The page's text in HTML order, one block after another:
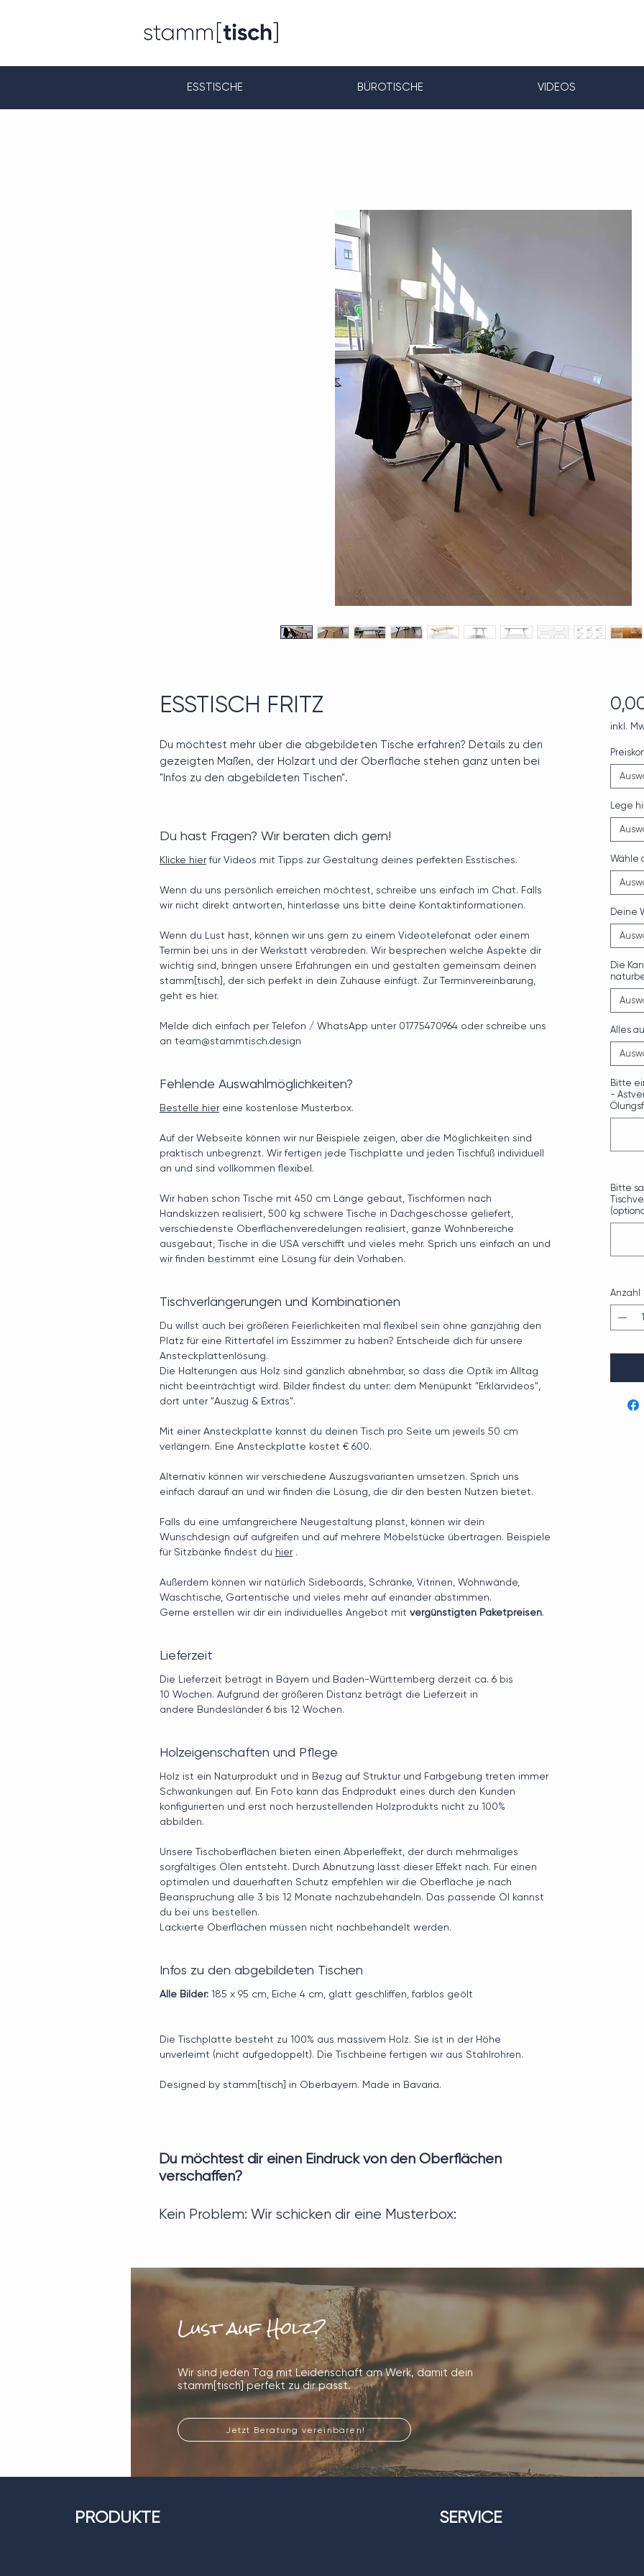
ESSTISCHE BÜROTISCHE VIDEOS
ESSTISCH FRITZ
Du möchtest mehr über die abgebildeten Tische erfahren? Details zu den
gezeigten Maßen, der Holzart und der Oberfläche stehen ganz unten bei
"Infos zu den abgebildeten Tischen".
Du hast Fragen? Wir beraten dich gern!
Klicke hierfür Videos mit Tipps zur Gestaltung deines perfekten Esstisches.
Wenn du uns persönlich erreichen möchtest, schreibe uns einfach im Chat. Falls
wir nicht direkt antworten, hinterlasse uns bitte deine Kontaktinformationen.
Wenn du Lust hast, können wir uns gern zu einem Videotelefonat oder einem
Termin bei uns in der Werkstatt verabreden. Wir besprechen welche Aspekte dir
wichtig sind, bringen unsere Erfahrungen ein und gestalten gemeinsam deinen
stamm[tisch], der sich perfekt in dein Zuhause einfügt. Zur Terminvereinbarung,
geht es hier.
Melde dich einfach per Telefon / WhatsApp unter 01775470964 oder schreibe uns
an team@stammtisch.design
Fehlende Auswahlmöglichkeiten?
Bestelle hiereine kostenlose Musterbox.
Auf der Webseite können wir nur Beispiele zeigen, aber die Möglichkeiten sind
praktisch unbegrenzt. Wir fertigen jede Tischplatte und jeden Tischfuß individuell
an und sind vollkommen flexibel.
Wir haben schon Tische mit 450 cm Länge gebaut, Tischformen nach
Handskizzen realisiert, 500 kg schwere Tische in Dachgeschosse geliefert,
verschiedenste Oberflächenveredelungen realisiert, ganze Wohnbereiche
ausgebaut, Tische in die USA verschifft und vieles mehr. Sprich uns einfach an und
wir finden bestimmt eine Lösung für dein Vorhaben.
Tischverlängerungen und Kombinationen
Du willst auch bei größeren Feierlichkeiten mal flexibel sein ohne ganzjährig den
Platz für eine Rittertafel im Esszimmer zu haben? Entscheide dich für unsere
Ansteckplattenlösung.
Die Halterungen aus Holz sind gänzlich abnehmbar, so dass die Optik im Alltag
nicht beeinträchtigt wird. Bilder findest du unter: dem Menüpunkt "Erklärvideos",
dort unter "Auszug & Extras".
Mit einer Ansteckplatte kannst du deinen Tisch pro Seite um jeweils 50 cm
verlängern. Eine Ansteckplatte kostet € 600.
Alternativ können wir verschiedene Auszugsvarianten umsetzen. Sprich uns
einfach darauf an und wir finden die Lösung, die dir den besten Nutzen bietet.
Falls du eine umfangreichere Neugestaltung planst, können wir dein
Wunschdesign auf aufgreifen und auf mehrere Möbelstücke übertragen. Beispiele
für Sitzbänke findest du hier.
Außerdem können wir natürlich Sideboards, Schränke, Vitrinen, Wohnwände,
Waschtische, Gartentische und vieles mehr auf einander abstimmen.
Gerne erstellen wir dir ein individuelles Angebot mit vergünstigten Paketpreisen.
Lieferzeit
Die Lieferzeit beträgt in Bayern und Baden-Württemberg derzeit ca. 6 bis
10 Wochen. Aufgrund der größeren Distanz beträgt die Lieferzeit in
andere Bundesländer 6 bis 12 Wochen.
Holzeigenschaften und Pflege
Holz ist ein Naturprodukt und in Bezug auf Struktur und Farbgebung treten immer
Schwankungen auf. Ein Foto kann das Endprodukt eines durch den Kunden
konfigurierten und erst noch herzustellenden Holzprodukts nicht zu 100%
abbilden.
Unsere Tischoberflächen bieten einen Abperleffekt, der durch mehrmaliges
sorgfältiges Ölen entsteht. Durch Abnutzung lässt dieser Effekt nach. Für einen
optimalen und dauerhaften Schutz empfehlen wir die Oberfläche je nach
Beanspruchung alle 3 bis 12 Monate nachzubehandeln. Das passende Öl kannst
du bei uns bestellen.
Lackierte Oberflächen müssen nicht nachbehandelt werden.
Infos zu den abgebildeten Tischen
Alle Bilder: 185 x 95 cm, Eiche 4 cm, glatt geschliffen, farblos geölt
Die Tischplatte besteht zu 100% aus massivem Holz. Sie ist in der Höhe
unverleimt (nicht aufgedoppelt). Die Tischbeine fertigen wir aus Stahlrohren.
Designed by stamm[tisch] in Oberbayern. Made in Bavaria.
inkl.
Lege
Wähle
Deine
Die
Alles
Bitte
-
Bitte
Anzahl
Du möchtest dir einen Eindruck von den Oberflächen
verschaffen?
Kein Problem: Wir schicken dir eine Musterbox:
Lust auf Holz?
Wir sind jeden Tag mit Leidenschaft am Werk, damit dein
stamm[tisch] perfekt zu dir passt.
Jetzt Beratung vereinbaren!
PRODUKTE SERVICE